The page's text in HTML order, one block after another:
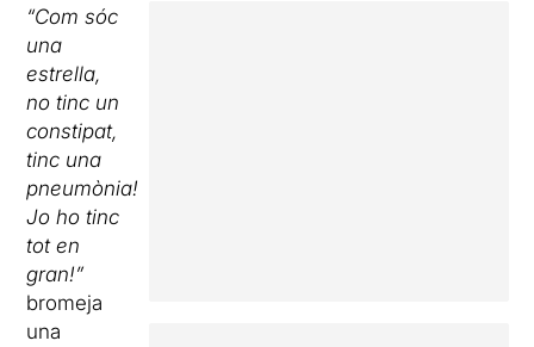
“Com sóc
una
estrella,
no tinc un
constipat,
tinc una
pneumònia!
Jo ho tinc
tot en
gran!”
bromeja
una